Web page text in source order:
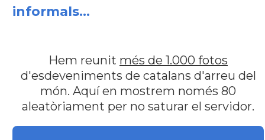
informals...
Hem reunit més de 1.000 fotos
d'esdeveniments de catalans d'arreu del
món. Aquí en mostrem només 80
aleatòriament per no saturar el servidor.